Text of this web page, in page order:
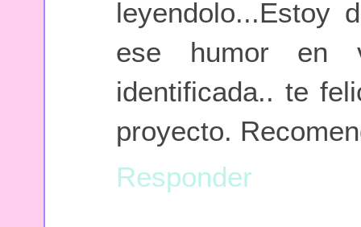
leyendolo...Estoy
ese humor en
identificada.. te
proyecto.
Responder